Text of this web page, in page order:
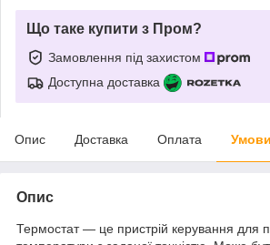
Що таке купити з Пром?
Замовлення під захистом
Доступна доставка
Опис Доставка Оплата
Опис
Термостат — це пристрій керування для